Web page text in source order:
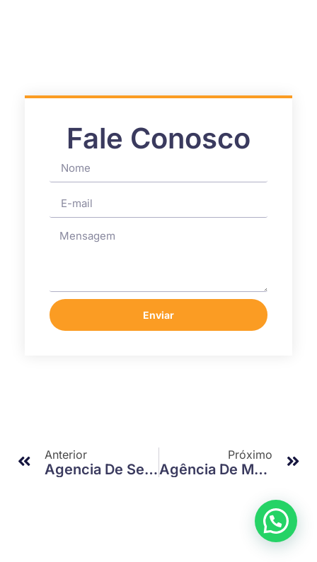
Fale Conosco
Enviar
Anterior
Agencia De Seo Em São Paulo: Como Impulsionar Seu Negócio Agora
Próximo
Agência De Marketing De Performance: Como Potencializar Seus Resultados